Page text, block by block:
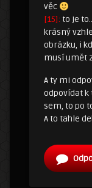
věc
[15]: to je
krásný
obrázku, i
musí umět
A ty mi
odpovídat k
sem, to po
A to tahle